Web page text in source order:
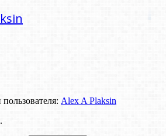
Alex A Plaksin